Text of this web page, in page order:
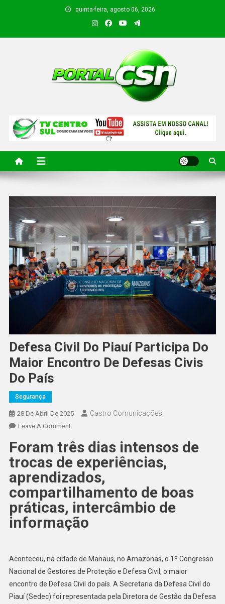
quinta-feira, agosto 06, 2026
PORTAL CSN
Defesa Civil Do Piauí Participa Do
Maior Encontro De Defesas Civis
Do País
Segurança
28 De Abril De 2025 Castro Comunicações
Leave A Comment
Foram três dias intensos de
trocas de experiências,
aprendizados,
compartilhamento de boas
práticas, intercâmbio de
informação
Aconteceu, na cidade de Manaus, no Amazonas, o 1º Congresso
Nacional de Gestores de Proteção e Defesa Civil, o maior
encontro de Defesa Civil do país. A Secretaria da Defesa Civil do
Piauí (Sedec) foi representada pela Diretora de Gestão da Defesa